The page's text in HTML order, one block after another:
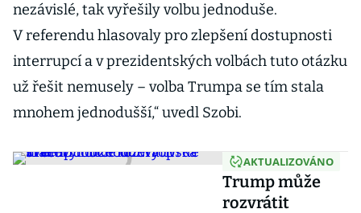
nezávislé, tak vyřešily volbu jednoduše.
V referendu hlasovaly pro zlepšení dostupnosti
interrupcí a v prezidentských volbách tuto otázku
už řešit nemusely – volba Trumpa se tím stala
mnohem jednodušší,“ uvedl Szobi.
AKTUALIZOVÁNO
Trump může
rozvrátit